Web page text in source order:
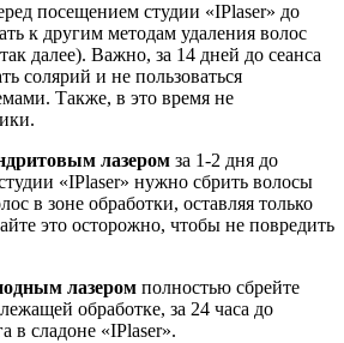
посещением студии «IPlaser» до
к другим методам удаления волос
далее). Важно, за 14 дней до сеанса
солярий и не пользоваться
Также, в это время не
лазером за 1-2 дня до
«IPlaser» нужно сбрить волосы
в зоне обработки, оставляя только
это осторожно, чтобы не повредить
лазером полностью сбрейте
обработке, за 24 часа до
в сладоне «IPlaser».